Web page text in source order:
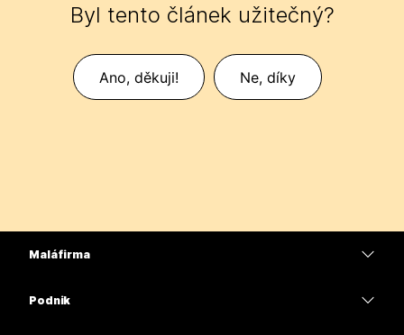
Byl tento článek užitečný?
Ano, děkuji! Ne, díky
Malá firma
Podnik